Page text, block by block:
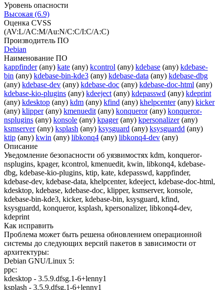
Уровень опасности
Высокая (6.9)
Оценка CVSS
(AV:L/AC:M/Au:N/C:C/I:C/A:C)
Производитель ПО
Debian
Наименование ПО
kappfinder(any) kate (any) kcontrol (any) kdebase (any) kdebase-
bin (any) kdebase-bin-kde3 (any) kdebase-data (any) kdebase-dbg
(any) kdebase-dev (any) kdebase-doc (any) kdebase-doc-html (any)
kdebase-kio-plugins (any) kdeeject (any) kdepasswd (any) kdeprint
(any) kdesktop (any) kdm (any) kfind (any) khelpcenter(any) kicker
(any) klipper(any) kmenuedit (any) konqueror(any) konqueror-
nsplugins (any) konsole (any) kpager(any) kpersonalizer(any)
ksmserver(any) ksplash (any) ksysguard (any) ksysguardd (any)
ktip (any) kwin (any) libkonq4 (any) libkonq4-dev (any)
Описание
Уведомление безопасности об уязвимостях kdm, konqueror-
nsplugins, kpager, kcontrol, kmenuedit, kwin, libkonq4, kdebase-
dbg, kdebase-kio-plugins, ktip, kate, kdepasswd, kappfinder,
kdebase-dev, kdebase-data, khelpcenter, kdeeject, kdebase-doc-html,
kdesktop, kdebase, kdebase-doc, klipper, ksmserver, konsole,
kdebase-bin-kde3, kicker, kdebase-bin, ksysguard, kfind,
ksysguardd, konqueror, ksplash, kpersonalizer, libkonq4-dev,
kdeprint
Как исправить
Проблема может быть решена обновлением операционной
системы до следующих версий пакетов в зависимости от
архитектуры:
Debian GNU/Linux 5:
ppc:
kdesktop - 3.5.9.dfsg.1-6+lenny1
ksplash - 3.5.9.dfsg.1-6+lenny1